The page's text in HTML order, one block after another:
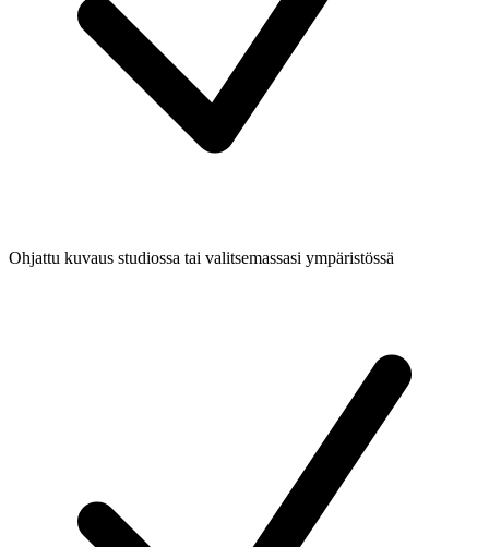
Ohjattu kuvaus studiossa tai valitsemassasi ympäristössä